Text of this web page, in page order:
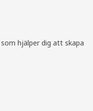
hjälper dig att skapa